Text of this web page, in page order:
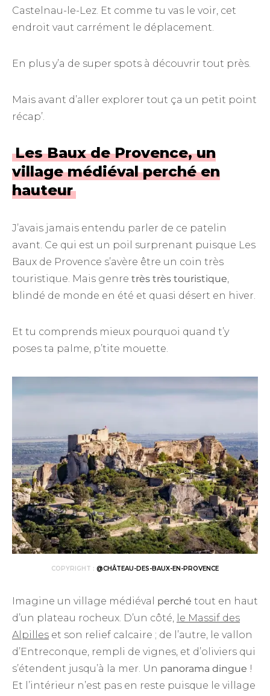
Castelnau-le-Lez. Et comme tu vas le voir, cet
endroit vaut carrément le déplacement.
En plus y’a de super spots à découvrir tout près.
Mais avant d’aller explorer tout ça un petit point
récap’.
Les Baux de Provence, un
village médiéval perché en
hauteur
J’avais jamais entendu parler de ce patelin
avant. Ce qui est un poil surprenant puisque Les
Baux de Provence s’avère être un coin très
touristique. Mais genre très très touristique,
blindé de monde en été et quasi désert en hiver.
Et tu comprends mieux pourquoi quand t’y
poses ta palme, p’tite mouette.
COPYRIGHT : @CHÂTEAU-DES-BAUX-EN-PROVENCE
Imagine un village médiéval perché tout en haut
d’un plateau rocheux. D’un côté, le Massif des
Alpilles et son relief calcaire ; de l’autre, le vallon
d’Entreconque, rempli de vignes, et d’oliviers qui
s’étendent jusqu’à la mer. Un panorama dingue !
Et l’intérieur n’est pas en reste puisque le village